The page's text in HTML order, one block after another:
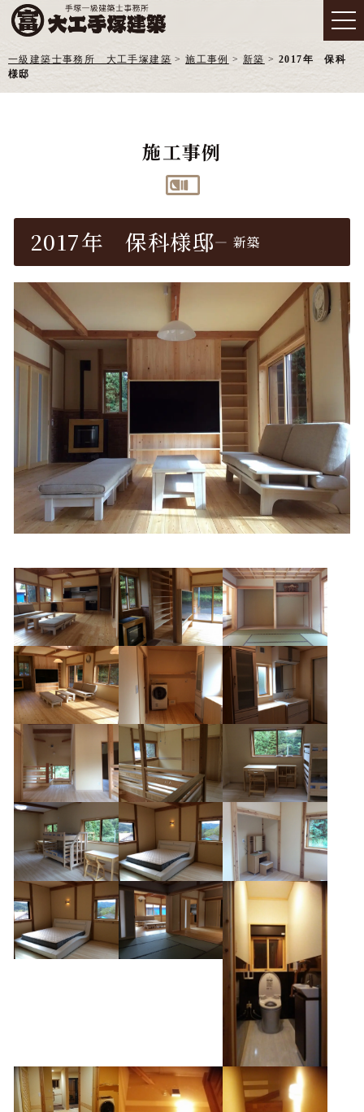
一級建築士事務所 大工手塚建築 >施工事例 >新築 >2017年 保科
様邸
施工事例
2017年 保科様邸― 新築